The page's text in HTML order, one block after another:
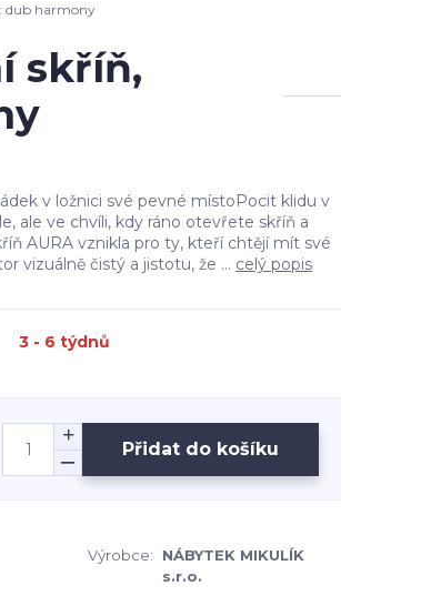
dub harmony
skříň,
v ložnici své pevné místoPocit klidu v
ale ve chvíli, kdy ráno otevřete skříň a
AURA vznikla pro ty, kteří chtějí mít své
vizuálně čistý a jistotu, že ... celý popis
3 - 6 týdnů
Přidat do košíku
Výrobce:
NÁBYTEK MIKULÍK
s.r.o.